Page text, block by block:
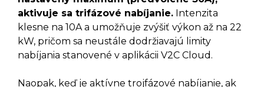
aktivuje sa trifázové nabíjanie. Intenzita
klesne na 10A a umožňuje zvýšiť výkon až na 22
kW, pričom sa neustále dodržiavajú limity
nabíjania stanovené v aplikácii V2C Cloud.
Naopak, keď je aktívne trojfázové nabíjanie, ak